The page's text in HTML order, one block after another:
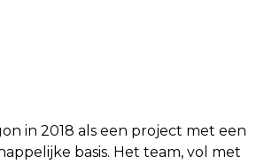
in 2018 als een project met een
basis. Het team, vol met